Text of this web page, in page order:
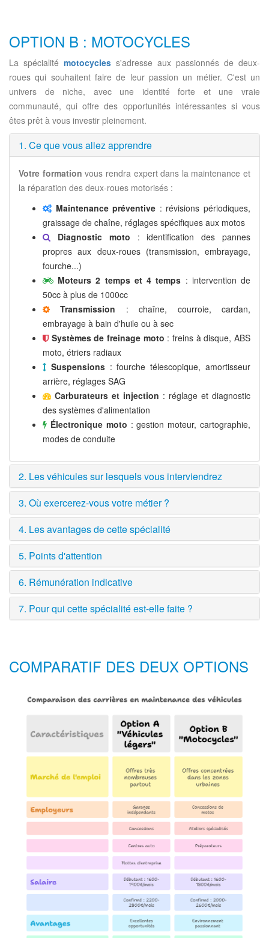
OPTION B : MOTOCYCLES
La spécialité motocycles s'adresse aux passionnés de deux-
roues qui souhaitent faire de leur passion un métier. C'est un
univers de niche, avec une identité forte et une vraie
communauté, qui offre des opportunités intéressantes si vous
êtes prêt à vous investir pleinement.
1. Ce que vous allez apprendre
Votre formation vous rendra expert dans la maintenance et
la réparation des deux-roues motorisés :
Maintenance préventive : révisions périodiques,
graissage de chaîne, réglages spécifiques aux motos
Diagnostic moto : identification des pannes
propres aux deux-roues (transmission, embrayage,
fourche...)
Moteurs 2 temps et 4 temps : intervention de
50cc à plus de 1000cc
Transmission : chaîne, courroie, cardan,
embrayage à bain d'huile ou à sec
Systèmes de freinage moto : freins à disque, ABS
moto, étriers radiaux
Suspensions: fourche télescopique, amortisseur
arrière, réglages SAG
Carburateurs et injection : réglage et diagnostic
des systèmes d'alimentation
Électronique moto : gestion moteur, cartographie,
modes de conduite
2. Les véhicules sur lesquels vous interviendrez
3. Où exercerez-vous votre métier ?
4. Les avantages de cette spécialité
5. Points d'attention
6. Rémunération indicative
7. Pour qui cette spécialité est-elle faite ?
COMPARATIF DES DEUX OPTIONS